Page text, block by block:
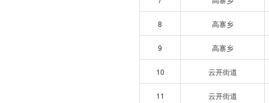
8 高寨乡
9 高寨乡
10 云开街道
11 云开街道